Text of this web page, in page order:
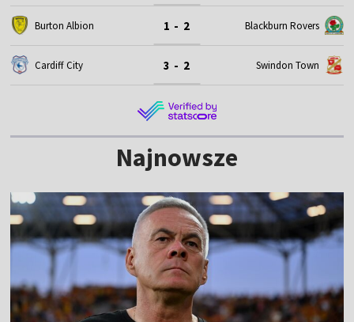
Burton Albion 1 - 2 Blackburn Rovers
Cardiff City 3 - 2 Swindon Town
Najnowsze